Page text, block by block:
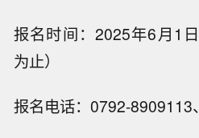
报名时间：2025年6月1
为止）
报名电话：0792-